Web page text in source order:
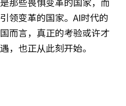
领变革的国家。AI时代的
而言，真正的考验或许才
，也正从此刻开始。